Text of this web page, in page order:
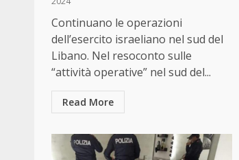
Continuano le operazioni
dell’esercito israeliano nel sud del
Libano. Nel resoconto sulle
“attività operative” nel sud del...
Read More